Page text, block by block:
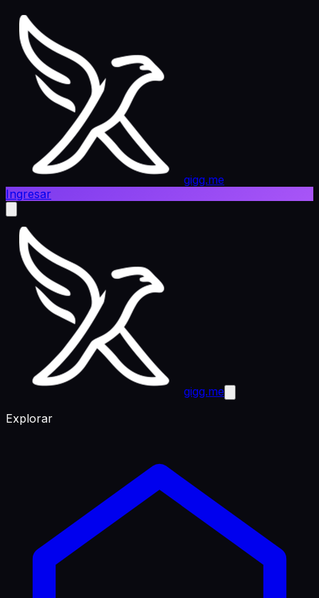
gigg.me
Ingresar
gigg.me
Explorar